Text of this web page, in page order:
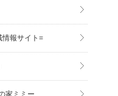
情報サイト=
家ミミー